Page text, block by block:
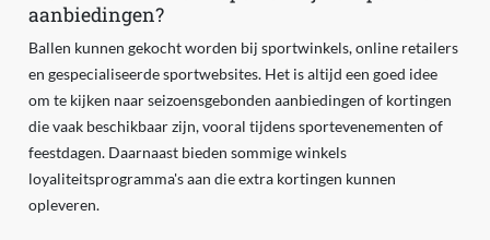
aanbiedingen?
Ballen kunnen gekocht worden bij sportwinkels, online retailers
en gespecialiseerde sportwebsites. Het is altijd een goed idee
om te kijken naar seizoensgebonden aanbiedingen of kortingen
die vaak beschikbaar zijn, vooral tijdens sportevenementen of
feestdagen. Daarnaast bieden sommige winkels
loyaliteitsprogramma's aan die extra kortingen kunnen
opleveren.